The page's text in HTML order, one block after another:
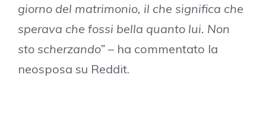
giorno del matrimonio, il che significa che
sperava che fossi bella quanto lui. Non
sto scherzando” – ha commentato la
neosposa su Reddit.